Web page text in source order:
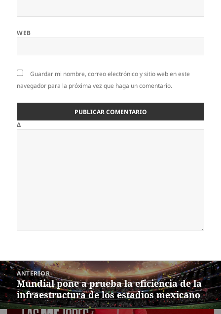
WEB
Guardar mi nombre, correo electrónico y sitio web en este
navegador para la próxima vez que haga un comentario.
Δ
Navegación
de
entradas
ANTERIOR
Entrada
anterior:
Mundial pone a prueba la eficiencia de la
infraestructura de los estadios mexicano